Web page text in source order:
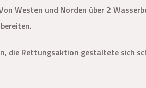
Westen und Norden über 2
die Rettungsaktion gestaltete sich